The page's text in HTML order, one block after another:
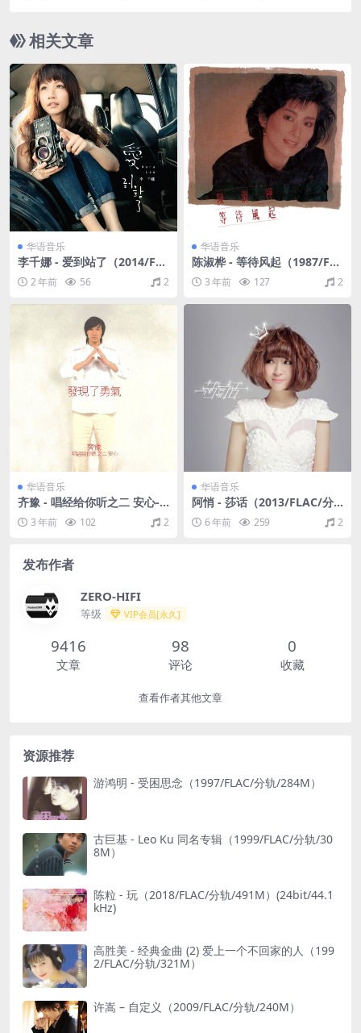
相关文章
华语音乐
李千娜 - 爱到站了（2014/FL
AC/分轨/221M）
2 年前 56 2
华语音乐
陈淑桦 - 等待风起（1987/FL
AC/分轨/226M）
3 年前 127 2
华语音乐
齐豫 - 唱经给你听之二 安心-
发现了勇气（2004/FLAC/EP
分轨/300M）
3 年前 102 2
华语音乐
阿悄 - 莎话（2013/FLAC/分
轨/291M）
6 年前 259 2
发布作者
ZERO-HIFI
等级 VIP会员[永久]
9416
文章
98
评论
0
收藏
查看作者其他文章
资源推荐
游鸿明 - 受困思念（1997/FLAC/分轨/284M）
古巨基 - Leo Ku 同名专辑（1999/FLAC/分轨/30
8M）
陈粒 - 玩（2018/FLAC/分轨/491M）(24bit/44.1
kHz)
高胜美 - 经典金曲 (2) 爱上一个不回家的人（199
2/FLAC/分轨/321M）
许嵩 – 自定义（2009/FLAC/分轨/240M）